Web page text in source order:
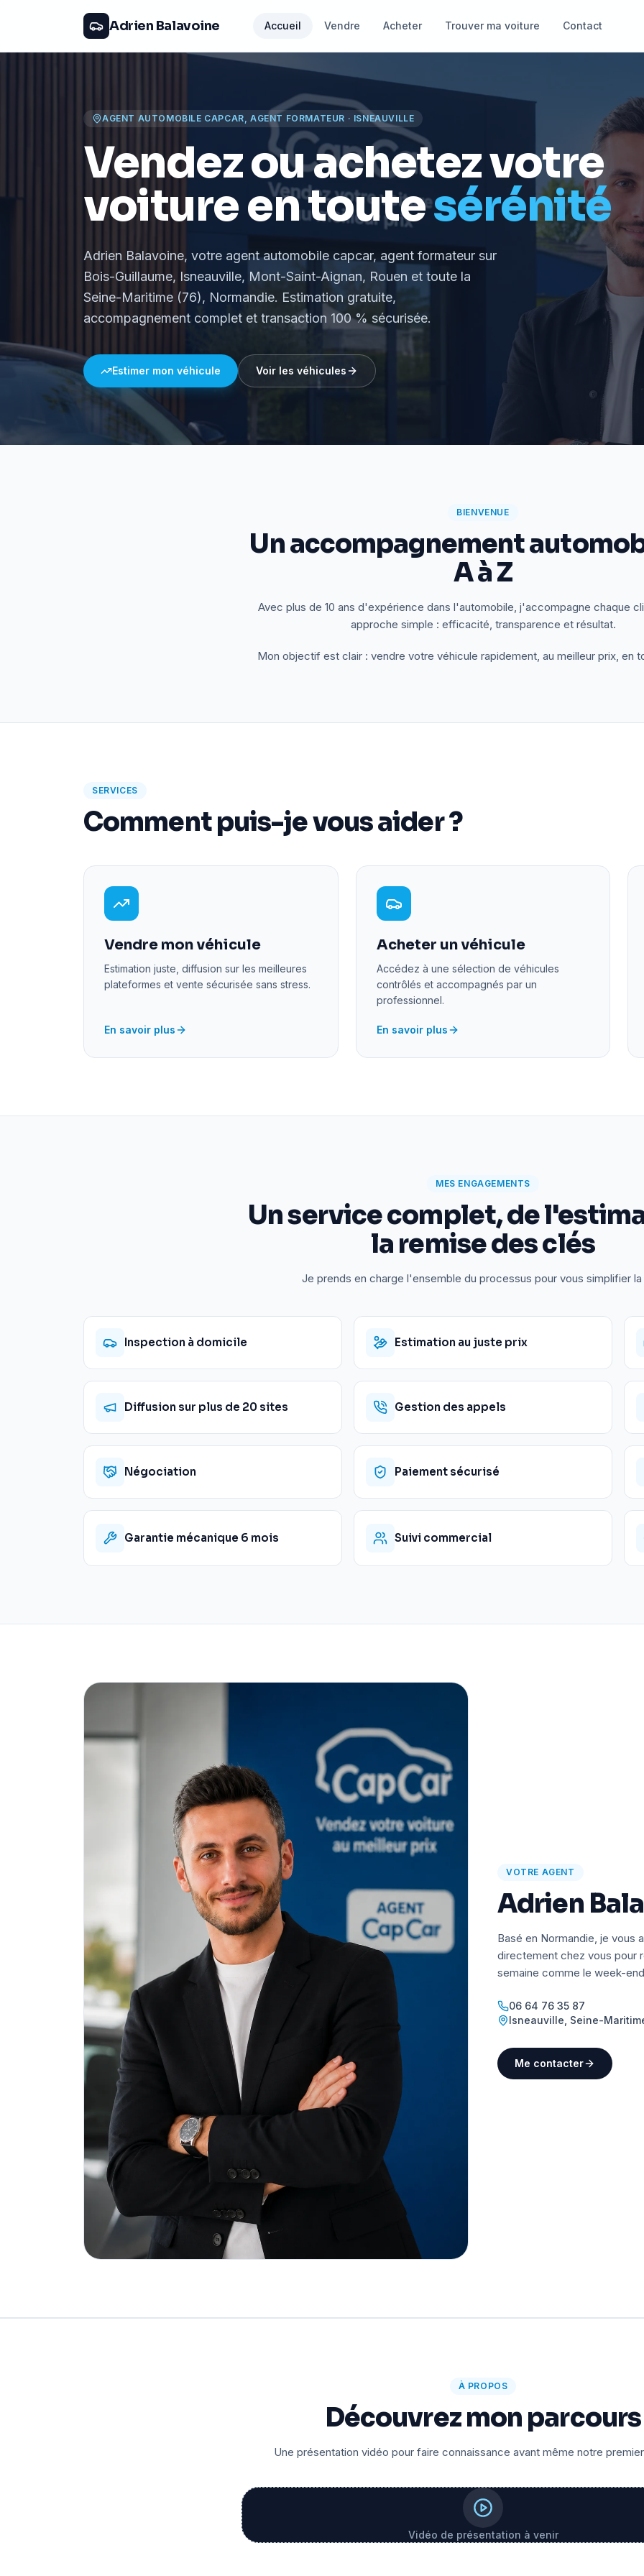
Adrien Balavoine Accueil Vendre Acheter Trouver ma voiture Contact
AGENT AUTOMOBILE CAPCAR, AGENT FORMATEUR · ISNEAUVILLE
Vendez ou achetez votre
voiture en toutesérénité
Adrien Balavoine, votre agent automobile capcar, agent formateur sur
Bois-Guillaume, Isneauville, Mont-Saint-Aignan, Rouen et toute la
Seine-Maritime (76), Normandie. Estimation gratuite,
accompagnement complet et transaction 100 % sécurisée.
Estimer mon véhicule Voir les véhicules
BIENVENUE
Un accompagnement
A à Z
Avec plus de 10 ans d'expérience dans l'automobile, j'accompagne chaque
approche simple : efficacité, transparence et résultat.
Mon objectif est clair : vendre votre véhicule rapidement, au meilleur prix, en
SERVICES
Comment puis-je vous aider ?
Vendre mon véhicule
Estimation juste, diffusion sur les meilleures
plateformes et vente sécurisée sans stress.
En savoir plus
Acheter un véhicule
Accédez à une sélection de véhicules
contrôlés et accompagnés par un
professionnel.
En savoir plus
MES ENGAGEMENTS
Un service complet, de
la remise des clés
Je prends en charge l'ensemble du processus pour vous simplifier la
Inspection à domicile Estimation au juste prix
Diffusion sur plus de 20 sites Gestion des appels
Négociation Paiement sécurisé
Garantie mécanique 6 mois Suivi commercial
VOTRE AGENT
Adrien
Basé en Normandie, je vous
directement chez vous pour
semaine comme le week-
06 64 76 35 87
Isneauville Seine-
Me contacter
À PROPOS
Découvrez mon parcours
Une présentation vidéo pour faire connaissance avant même notre
Vidéo de présentation à venir